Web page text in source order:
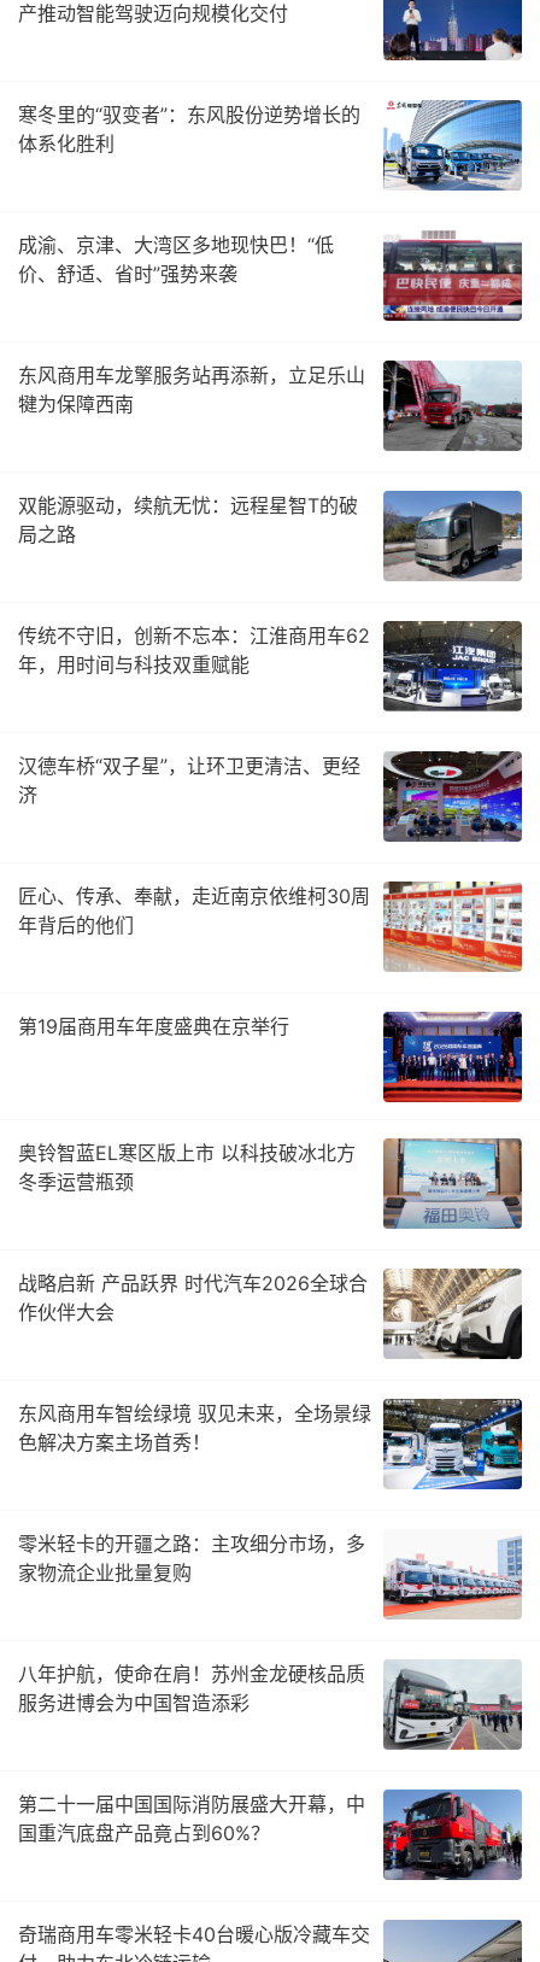
产推动智能驾驶迈向规模化交付
寒冬里的“驭变者”：东风股份逆势增长的
体系化胜利
成渝、京津、大湾区多地现快巴！“低
价、舒适、省时”强势来袭
东风商用车龙擎服务站再添新，立足乐山
犍为保障西南
双能源驱动，续航无忧：远程星智T的破
局之路
传统不守旧，创新不忘本：江淮商用车62
年，用时间与科技双重赋能
汉德车桥“双子星”，让环卫更清洁、更经
济
匠心、传承、奉献，走近南京依维柯30周
年背后的他们
第19届商用车年度盛典在京举行
奥铃智蓝EL寒区版上市 以科技破冰北方
冬季运营瓶颈
战略启新 产品跃界 时代汽车2026全球合
作伙伴大会
东风商用车智绘绿境 驭见未来，全场景绿
色解决方案主场首秀！
零米轻卡的开疆之路：主攻细分市场，多
家物流企业批量复购
八年护航，使命在肩！苏州金龙硬核品质
服务进博会为中国智造添彩
第二十一届中国国际消防展盛大开幕，中
国重汽底盘产品竟占到60%？
奇瑞商用车零米轻卡40台暖心版冷藏车交